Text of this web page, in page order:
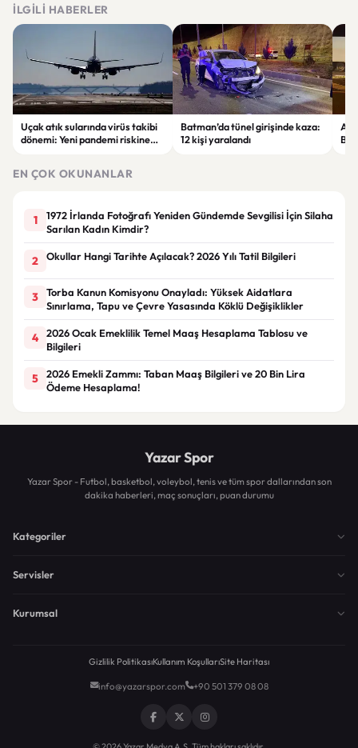
İLGILI HABERLER
Uçak atık sularında virüs takibi
dönemi: Yeni pandemi riskine
Batman’da tünel girişinde kaza:
12 kişi yaralandı
EN ÇOK OKUNANLAR
1
1972 İrlanda Fotoğrafı Yeniden Gündemde Sevgilisi İçin Silaha
Sarılan Kadın Kimdir?
2 Okullar Hangi Tarihte Açılacak? 2026 Yılı Tatil Bilgileri
3
Torba Kanun Komisyonu Onayladı: Yüksek Aidatlara
Sınırlama, Tapu ve Çevre Yasasında Köklü Değişiklikler
4
2026 Ocak Emeklilik Temel Maaş Hesaplama Tablosu ve
Bilgileri
5
2026 Emekli Zammı: Taban Maaş Bilgileri ve 20 Bin Lira
Ödeme Hesaplama!
Yazar Spor
Yazar Spor - Futbol, basketbol, voleybol, tenis ve tüm spor dallarından son
dakika haberleri, maç sonuçları, puan durumu
Kategoriler
Servisler
Kurumsal
Gizlilik PolitikasıKullanım KoşullarıSite Haritası
info@yazarspor.com +90 501 379 08 08